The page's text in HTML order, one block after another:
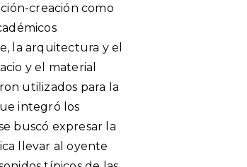
creación como
la arquitectura y el
y el material
utilizados para la
integró los
buscó expresar la
llevar al oyente